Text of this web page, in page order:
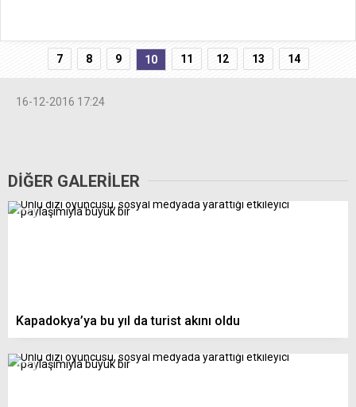
7 8 9 10 11 12 13 14
16-12-2016 17:24
DİĞER GALERİLER
Kapadokya’ya bu yıl da turist akını oldu